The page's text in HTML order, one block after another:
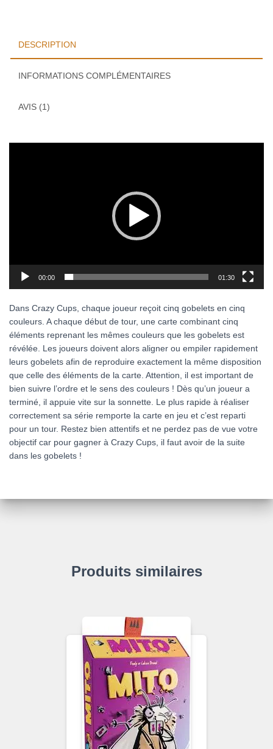
DESCRIPTION
INFORMATIONS COMPLÉMENTAIRES
AVIS (1)
00:00 01:30
Dans Crazy Cups, chaque joueur reçoit cinq gobelets en cinq
couleurs. A chaque début de tour, une carte combinant cinq
éléments reprenant les mêmes couleurs que les gobelets est
révélée. Les joueurs doivent alors aligner ou empiler rapidement
leurs gobelets afin de reproduire exactement la même disposition
que celle des éléments de la carte. Attention, il est important de
bien suivre l’ordre et le sens des couleurs ! Dès qu’un joueur a
terminé, il appuie vite sur la sonnette. Le plus rapide à réaliser
correctement sa série remporte la carte en jeu et c’est reparti
pour un tour. Restez bien attentifs et ne perdez pas de vue votre
objectif car pour gagner à Crazy Cups, il faut avoir de la suite
dans les gobelets !
Produits similaires